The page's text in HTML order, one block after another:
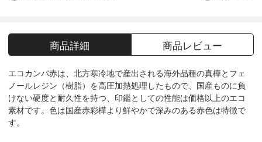
商品詳細 商品レビュー
エコカンバ赤は、北方寒冷地で産出される海外品種の真樺とフェ
ノールレジン（樹脂）を高圧加熱処理したもので、国産ものに負
けない硬度と耐久性を持つ、印鑑としての性能は価格以上のエコ
素材です。色は国産赤彩樺より鮮やかで深みのある赤色は特徴で
す。